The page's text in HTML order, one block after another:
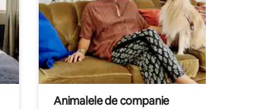
Animalele de companie